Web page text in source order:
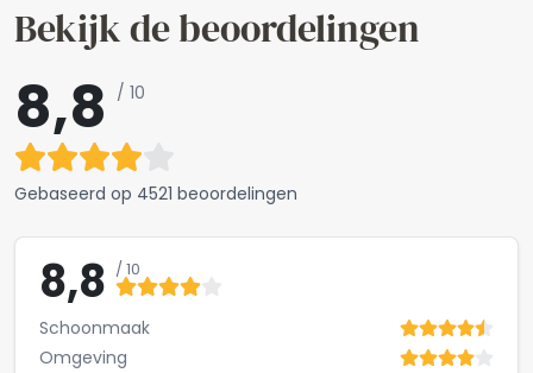
Bekijk de beoordelingen
8,8 / 10
Gebaseerd op 4521 beoordelingen
8,8 / 10
Schoonmaak
Omgeving